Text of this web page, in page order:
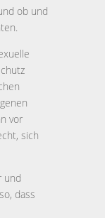
ob und
vor
sich
und
dass